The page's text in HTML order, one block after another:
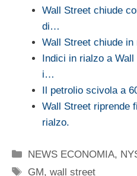
Wall Street chiude
di…
Wall Street chiude
Indici in rialzo a
i…
Il petrolio scivola a
Wall Street riprende
rialzo.
Categorie
NEWS ECONOMIA,
Tag
GM,wall street